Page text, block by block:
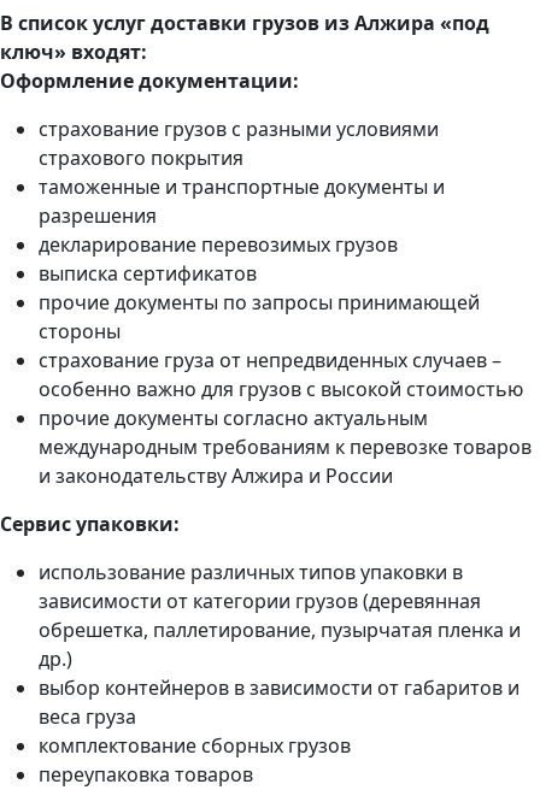
В список услуг доставки грузов из Алжира «под
ключ» входят:
Оформление документации:
страхование грузов с разными условиями
страхового покрытия
таможенные и транспортные документы и
разрешения
декларирование перевозимых грузов
выписка сертификатов
прочие документы по запросы принимающей
стороны
страхование груза от непредвиденных случаев –
особенно важно для грузов с высокой стоимостью
прочие документы согласно актуальным
международным требованиям к перевозке товаров
и законодательству Алжира и России
Сервис упаковки:
использование различных типов упаковки в
зависимости от категории грузов (деревянная
обрешетка, паллетирование, пузырчатая пленка и
др.)
выбор контейнеров в зависимости от габаритов и
веса груза
комплектование сборных грузов
переупаковка товаров